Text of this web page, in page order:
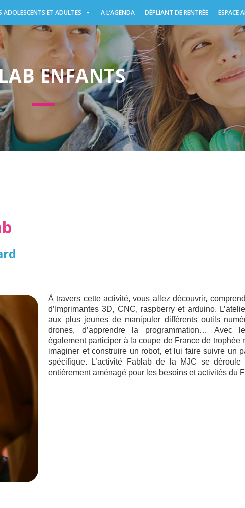
ADOLESCENTS ET ADULTES A L’AGENDA DÉPLIANT DE RENTRÉE ESPACE
ENFANTS
À travers cette activité, vous allez découvrir,
d’Imprimantes 3D, CNC, raspberry et arduino.
aux plus jeunes de manipuler différents outils
drones, d’apprendre la programmation… Avec
également participer à la coupe de France de trophée
imaginer et construire un robot, et lui faire suivre un
spécifique. L’activité Fablab de la MJC se déroule
entièrement aménagé pour les besoins et activités du